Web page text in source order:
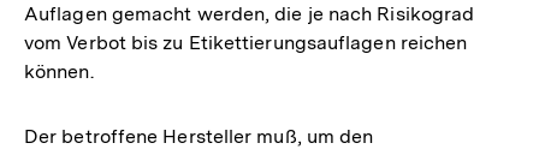
Auflagen gemacht werden, die je nach Risikograd
vom Verbot bis zu Etikettierungsauflagen reichen
können.
Der betroffene Hersteller muß, um den